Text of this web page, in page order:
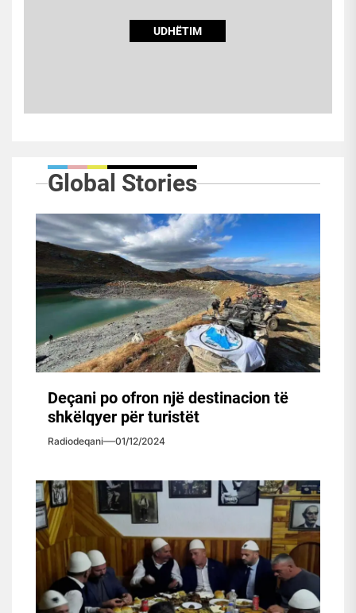
UDHËTIM
Global Stories
Deçani po ofron një destinacion të
shkëlqyer për turistët
Radiodeqani 01/12/2024